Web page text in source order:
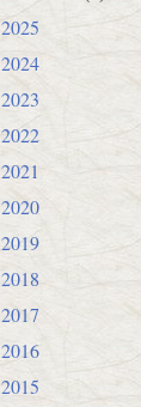
2025
2024
2023
2022
2021
2020
2019
2018
2017
2016
2015